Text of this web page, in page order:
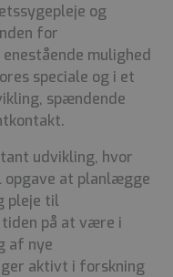
og
for
mulighed
speciale og i et
spændende
udvikling, hvor
at planlægge
pleje til
på at være i
af nye
aktivt i forskning